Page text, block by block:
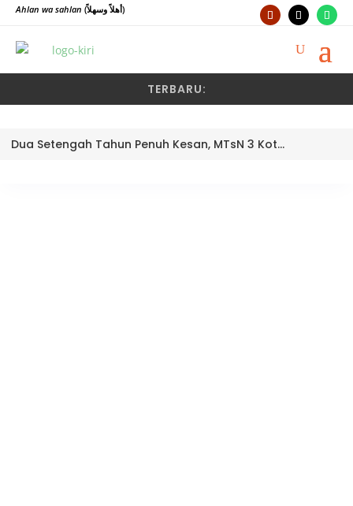
Ahlan wa sahlan (أهلاً وسهلاً)
TERBARU:
Dua Setengah Tahun Penuh Kesan, MTsN 3 Kota Padang Lepas Pengawas Pembina Dra. Nayusminar Nasrun